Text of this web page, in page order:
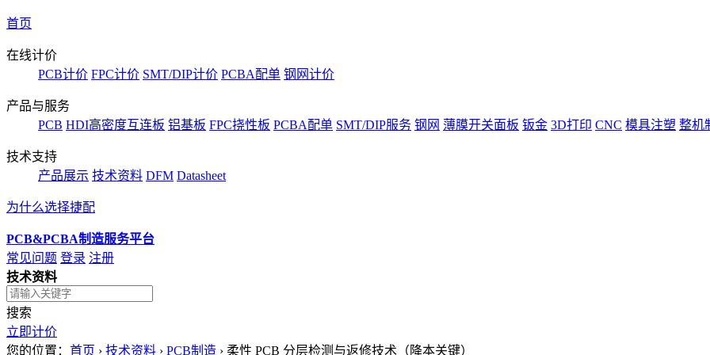
首页
在线计价
PCB计价 FPC计价 SMT/DIP计价 PCBA配单 钢网计价
产品与服务
PCB HDI高密度互连板 铝基板 FPC挠性板 PCBA配单 SMT/DIP服务 钢网 薄膜开关面板 钣金 3D打印 CNC 模具注塑 整机
技术支持
产品展示 技术资料 DFM Datasheet
为什么选择捷配
PCB&PCBA制造服务平台
常见问题 登录 注册
技术资料
搜索
立即计价
您的位置： 首页 › 技术资料 › PCB制造 › 柔性 PCB 分层检测与返修技术（降本关键）